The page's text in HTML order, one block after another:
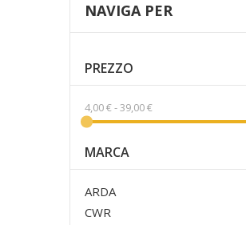
NAVIGA PER
PREZZO
4,00 €-39,00 €
MARCA
ARDA
CWR